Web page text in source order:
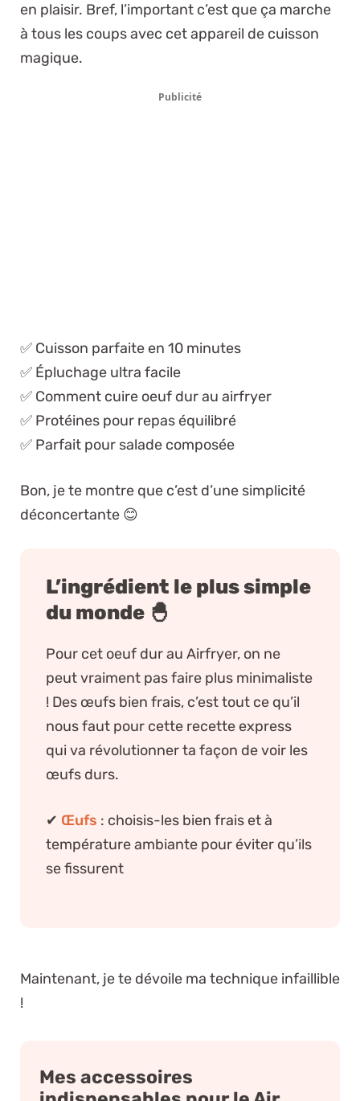
en plaisir. Bref, l’important c’est que ça marche
à tous les coups avec cet appareil de cuisson
magique.
Publicité
✅ Cuisson parfaite en 10 minutes
✅ Épluchage ultra facile
✅ Comment cuire oeuf dur au airfryer
✅ Protéines pour repas équilibré
✅ Parfait pour salade composée
Bon, je te montre que c’est d’une simplicité
déconcertante 😊
L’ingrédient le plus simple
du monde 🐣
Pour cet oeuf dur au Airfryer, on ne
peut vraiment pas faire plus minimaliste
! Des œufs bien frais, c’est tout ce qu’il
nous faut pour cette recette express
qui va révolutionner ta façon de voir les
œufs durs.
✔ Œufs : choisis-les bien frais et à
température ambiante pour éviter qu’ils
se fissurent
Maintenant, je te dévoile ma technique infaillible
!
Mes accessoires